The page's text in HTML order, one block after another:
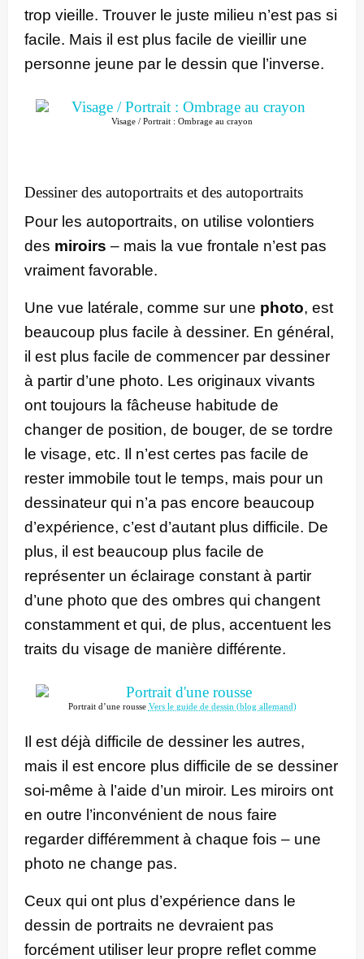
trop vieille. Trouver le juste milieu n’est pas si
facile. Mais il est plus facile de vieillir une
personne jeune par le dessin que l’inverse.
Visage / Portrait : Ombrage au crayon
Dessiner des autoportraits et des autoportraits
Pour les autoportraits, on utilise volontiers
des miroirs – mais la vue frontale n’est pas
vraiment favorable.
Une vue latérale, comme sur une photo, est
beaucoup plus facile à dessiner. En général,
il est plus facile de commencer par dessiner
à partir d’une photo. Les originaux vivants
ont toujours la fâcheuse habitude de
changer de position, de bouger, de se tordre
le visage, etc. Il n’est certes pas facile de
rester immobile tout le temps, mais pour un
dessinateur qui n’a pas encore beaucoup
d’expérience, c’est d’autant plus difficile. De
plus, il est beaucoup plus facile de
représenter un éclairage constant à partir
d’une photo que des ombres qui changent
constamment et qui, de plus, accentuent les
traits du visage de manière différente.
Portrait d’une rousse Vers le guide de dessin (blog allemand)
Il est déjà difficile de dessiner les autres,
mais il est encore plus difficile de se dessiner
soi-même à l’aide d’un miroir. Les miroirs ont
en outre l’inconvénient de nous faire
regarder différemment à chaque fois – une
photo ne change pas.
Ceux qui ont plus d’expérience dans le
dessin de portraits ne devraient pas
forcément utiliser leur propre reflet comme